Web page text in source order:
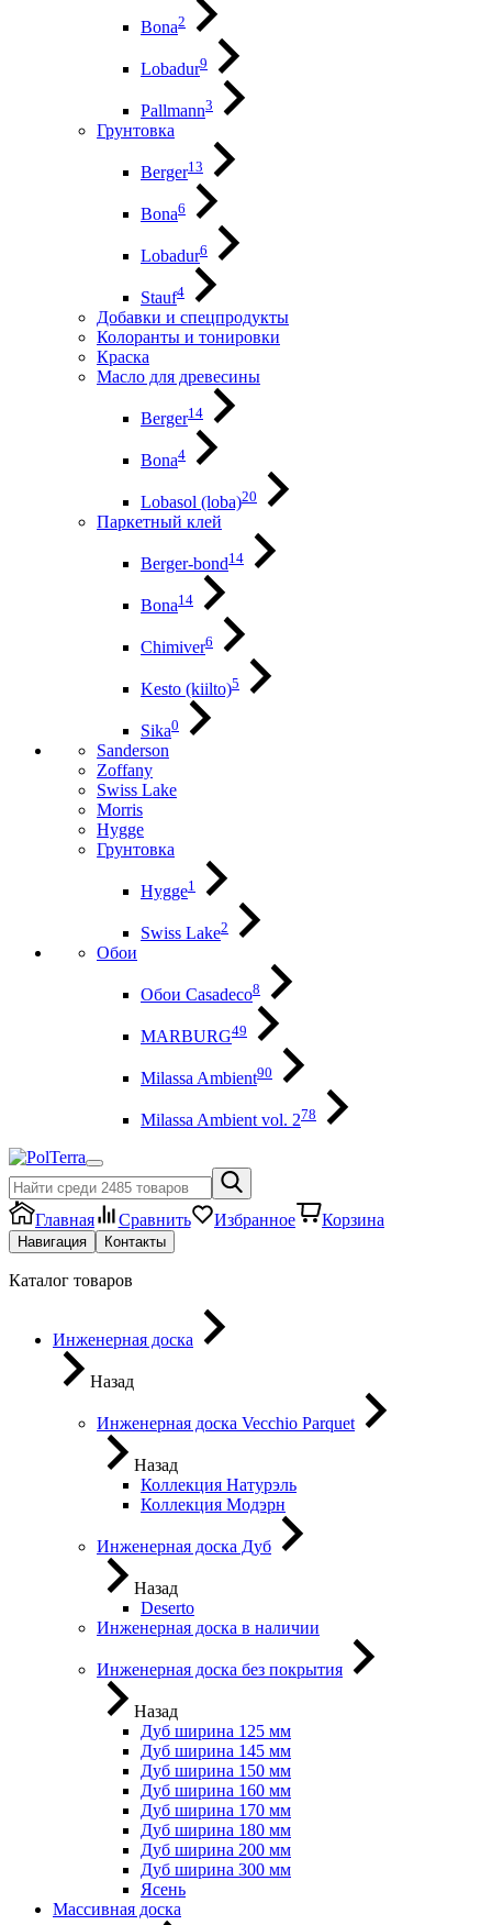
Bona2
Lobadur9
Pallmann3
Грунтовка
Berger13
Bona6
Lobadur6
Stauf4
Добавки и спецпродукты
Колоранты и тонировки
Краска
Масло для древесины
Berger14
Bona4
Lobasol (loba)20
Паркетный клей
Berger-bond14
Bona14
Chimiver6
Kesto (kiilto)5
Sika0
Sanderson
Zoffany
Swiss Lake
Morris
Hygge
Грунтовка
Hygge1
Swiss Lake2
Обои
Обои Casadeco8
MARBURG49
Milassa Ambient90
Milassa Ambient vol. 278
Главная Сравнить Избранное Корзина
Навигация Контакты
Каталог товаров
Инженерная доска
Назад
Инженерная доска Vecchio Parquet
Назад
Коллекция Натурэль
Коллекция Модэрн
Инженерная доска Дуб
Назад
Deserto
Инженерная доска в наличии
Инженерная доска без покрытия
Назад
Дуб ширина 125 мм
Дуб ширина 145 мм
Дуб ширина 150 мм
Дуб ширина 160 мм
Дуб ширина 170 мм
Дуб ширина 180 мм
Дуб ширина 200 мм
Дуб ширина 300 мм
Ясень
Массивная доска